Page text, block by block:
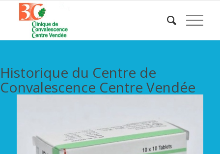
Historique du Centre de
Convalescence Centre Vendée